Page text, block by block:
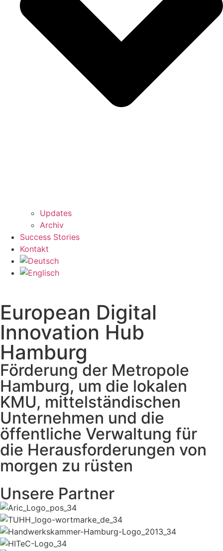
Updates
Archiv
Success Stories
Kontakt
European Digital
Innovation Hub
Hamburg
Förderung der Metropole
Hamburg, um die lokalen
KMU, mittelständischen
Unternehmen und die
öffentliche Verwaltung für
die Herausforderungen von
morgen zu rüsten
Unsere Partner